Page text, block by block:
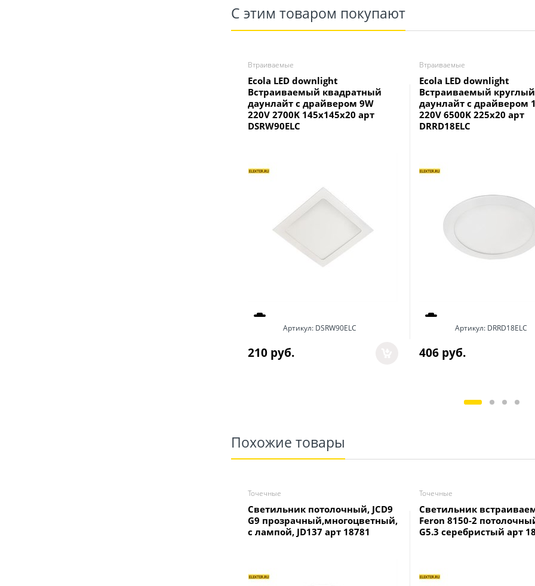
С этим товаром покупают
Втраиваемые
Ecola LED downlight
Встраиваемый квадратный
даунлайт с драйвером 9W
220V 2700K 145x145x20 арт
DSRW90ELC
Артикул: DSRW90ELC
210 руб.
Втраиваемые
Ecola LED downlight
Встраиваемый круглый
даунлайт с драйвером
220V 6500K 225x20 арт
DRRD18ELC
Артикул: DRRD18ELC
406 руб.
Похожие товары
Точечные
Светильник потолочный, JCD9
G9 прозрачный,многоцветный,
с лампой, JD137 арт 18781
Точечные
Светильник
Feron 8150-2
G5.3 серебристый арт